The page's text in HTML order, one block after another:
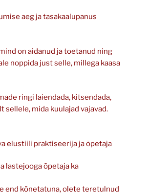
aeg ja tasakaalupanus
on aidanud ja toetanud ning
noppida just selle, millega kaasa
ringi laiendada, kitsendada,
sellele, mida kuulajad vajavad.
elustiili praktiseerija ja õpetaja
lastejooga õpetaja ka
end kõnetatuna, olete teretulnud